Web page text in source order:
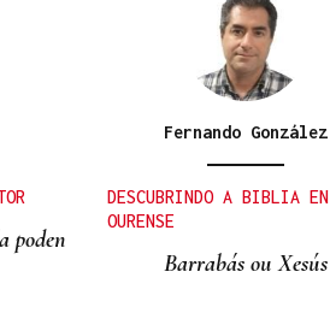
50
poden
Fernando González
DESCUBRINDO A BIBLIA EN
OURENSE
Barrabás ou Xesús